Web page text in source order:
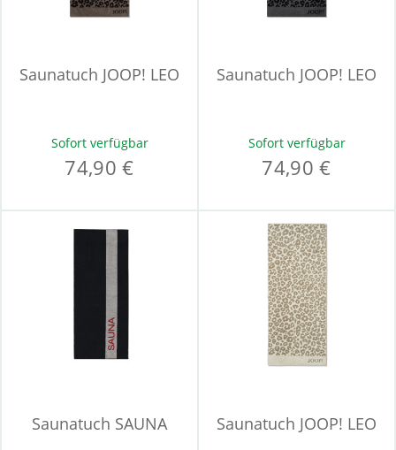
Saunatuch JOOP! LEO
Sofort verfügbar
74,90 €
Saunatuch JOOP! LEO
Sofort verfügbar
74,90 €
Saunatuch SAUNA Saunatuch JOOP! LEO